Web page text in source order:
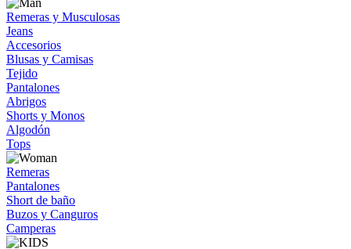
Remeras y Musculosas
Jeans
Accesorios
Blusas y Camisas
Tejido
Pantalones
Abrigos
Shorts y Monos
Algodón
Tops
Remeras
Pantalones
Short de baño
Buzos y Canguros
Camperas